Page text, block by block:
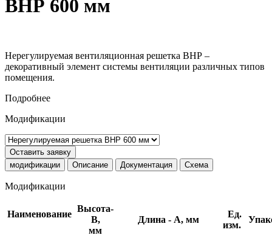
ВНР 600 мм
Нерегулируемая вентиляционная решетка ВНР –
декоративный элемент системы вентиляции различных типов
помещения.
Подробнее
Модификации
Оставить заявку
модификации
Описание Документация Схема
Модификации
Наименование
Высота-
B,
мм
Длина - A, мм
Ед.
изм.